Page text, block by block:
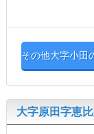
その他大字小田
大字原田字恵